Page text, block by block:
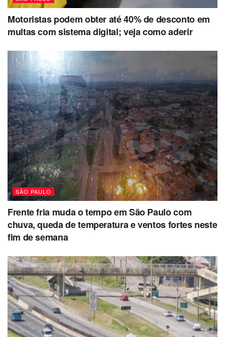
Motoristas podem obter até 40% de desconto em
multas com sistema digital; veja como aderir
SÃO PAULO
Frente fria muda o tempo em São Paulo com
chuva, queda de temperatura e ventos fortes neste
fim de semana